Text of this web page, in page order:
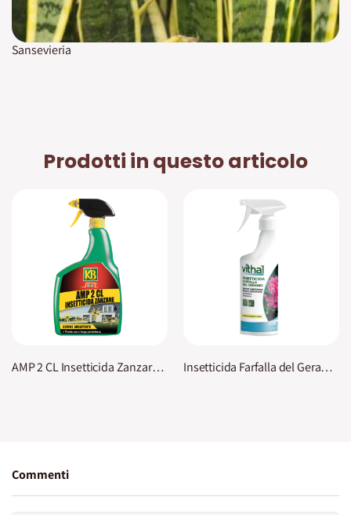
Sansevieria
Prodotti in questo articolo
AMP 2 CL Insetticida Zanzare Nexa Insetticida Farfalla del Geranio Vithal
Commenti